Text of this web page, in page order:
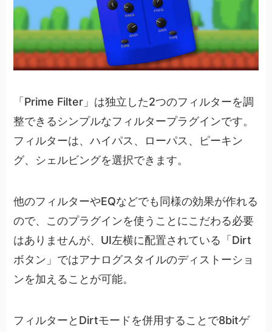
「Prime Filter」は独立した2つのフィルターを調
整できるシンプルなフィルタープラグインです。
フィルターは、ハイパス、ローパス、ピーキン
グ、シェルビングを選択できます。
他のフィルターやEQなどでも同様の効果が作れる
ので、このプラグインを使うことにこだわる必要
はありませんが、UI左横に配置されている「Dirt
ボタン」ではアナログスタイルのディストーショ
ンを加えることが可能。
フィルターとDirtモードを併用することで8bitゲ